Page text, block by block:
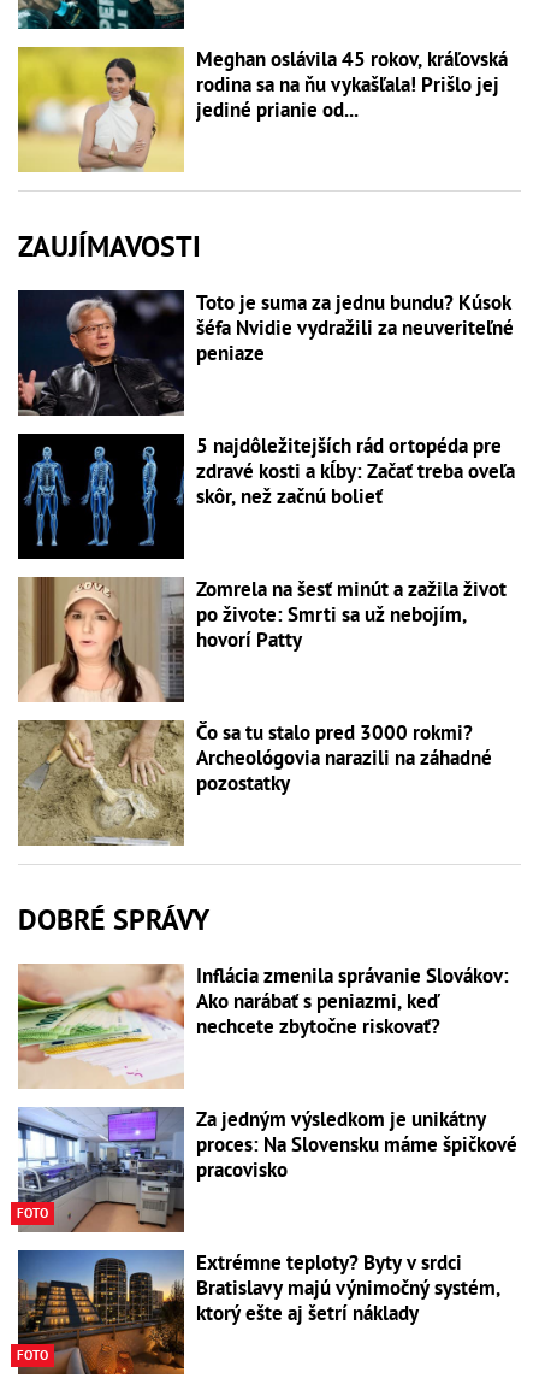
Meghan oslávila 45 rokov, kráľovská
rodina sa na ňu vykašľala! Prišlo jej
jediné prianie od...
ZAUJÍMAVOSTI
Toto je suma za jednu bundu? Kúsok
šéfa Nvidie vydražili za neuveriteľné
peniaze
5 najdôležitejších rád ortopéda pre
zdravé kosti a kĺby: Začať treba oveľa
skôr, než začnú bolieť
Zomrela na šesť minút a zažila život
po živote: Smrti sa už nebojím,
hovorí Patty
Čo sa tu stalo pred 3000 rokmi?
Archeológovia narazili na záhadné
pozostatky
DOBRÉ SPRÁVY
Inflácia zmenila správanie Slovákov:
Ako narábať s peniazmi, keď
nechcete zbytočne riskovať?
FOTO
Za jedným výsledkom je unikátny
proces: Na Slovensku máme špičkové
pracovisko
FOTO
Extrémne teploty? Byty v srdci
Bratislavy majú výnimočný systém,
ktorý ešte aj šetrí náklady